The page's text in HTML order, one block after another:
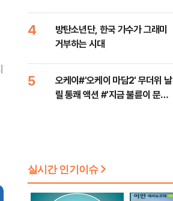
4
방탄소년단, 한국 가수가 그래미
거부하는 시대
5
오케이#'오케이 마담2' 무더위 날
릴 통쾌 액션 #'지금 불륜이 문제